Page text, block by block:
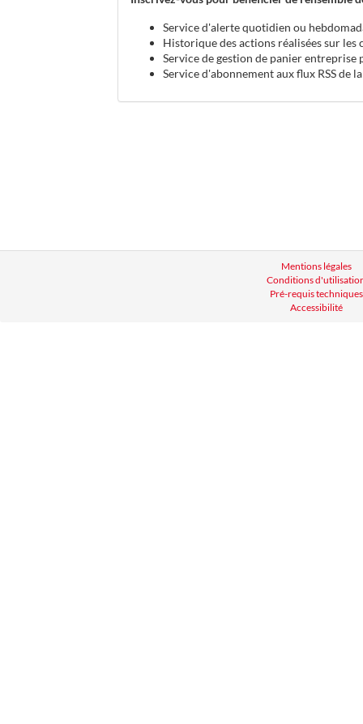
Service d'alerte quotidien ou
Historique des actions réalisées sur les
Service de gestion de panier entreprise
Service d'abonnement aux flux RSS de
Mentions légales
Conditions
Pré-requis techniques
Accessibilité